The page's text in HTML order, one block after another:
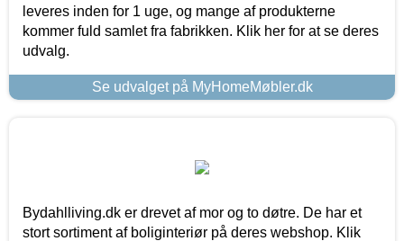
leveres inden for 1 uge, og mange af produkterne
kommer fuld samlet fra fabrikken. Klik her for at se deres
udvalg.
Se udvalget på MyHomeMøbler.dk
Bydahlliving.dk er drevet af mor og to døtre. De har et
stort sortiment af boliginteriør på deres webshop. Klik